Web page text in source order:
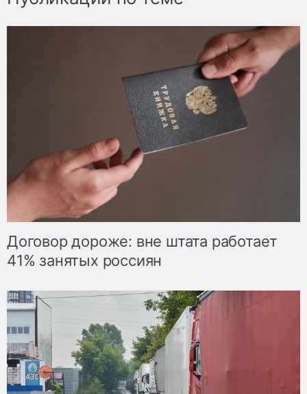
Договор дороже: вне штата работает
41% занятых россиян